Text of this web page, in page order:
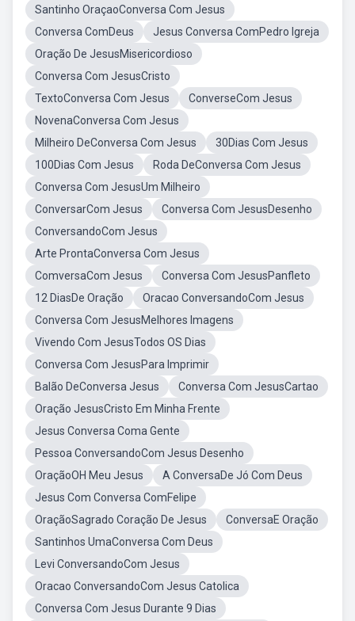
Santinho OraçaoConversa Com Jesus
Conversa ComDeus
Jesus Conversa ComPedro Igreja
Oração De JesusMisericordioso
Conversa Com JesusCristo
TextoConversa Com Jesus
ConverseCom Jesus
NovenaConversa Com Jesus
Milheiro DeConversa Com Jesus
30Dias Com Jesus
100Dias Com Jesus
Roda DeConversa Com Jesus
Conversa Com JesusUm Milheiro
ConversarCom Jesus
Conversa Com JesusDesenho
ConversandoCom Jesus
Arte ProntaConversa Com Jesus
ComversaCom Jesus
Conversa Com JesusPanfleto
12 DiasDe Oração
Oracao ConversandoCom Jesus
Conversa Com JesusMelhores Imagens
Vivendo Com JesusTodos OS Dias
Conversa Com JesusPara Imprimir
Balão DeConversa Jesus
Conversa Com JesusCartao
Oração JesusCristo Em Minha Frente
Jesus Conversa Coma Gente
Pessoa ConversandoCom Jesus Desenho
OraçãoOH Meu Jesus
A ConversaDe Jó Com Deus
Jesus Com Conversa ComFelipe
OraçãoSagrado Coração De Jesus
ConversaE Oração
Santinhos UmaConversa Com Deus
Levi ConversandoCom Jesus
Oracao ConversandoCom Jesus Catolica
Conversa Com Jesus Durante 9 Dias